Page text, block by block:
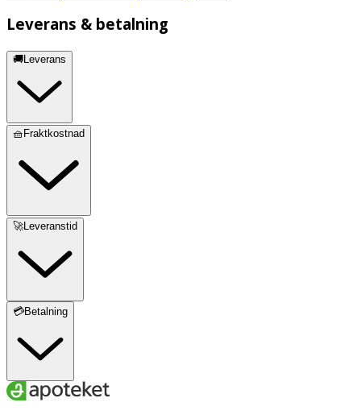
Leverans & betalning
🚚Leverans
🧺Fraktkostnad
🚀Leveranstid
💳Betalning